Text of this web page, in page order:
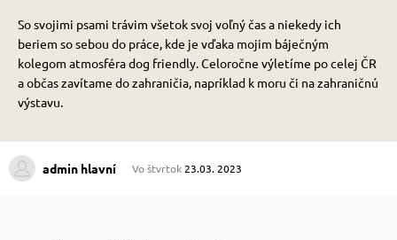
psov
psov
mačky
podstielka
So svojimi psami trávim všetok svoj voľný čas a niekedy ich
beriem so sebou do práce, kde je vďaka mojim báječným
kolegom atmosféra dog friendly. Celoročne výletíme po celej ČR
a občas zavítame do zahraničia, napríklad k moru či na zahraničnú
výstavu.
admin hlavní Vo štvrtok 23.03. 2023